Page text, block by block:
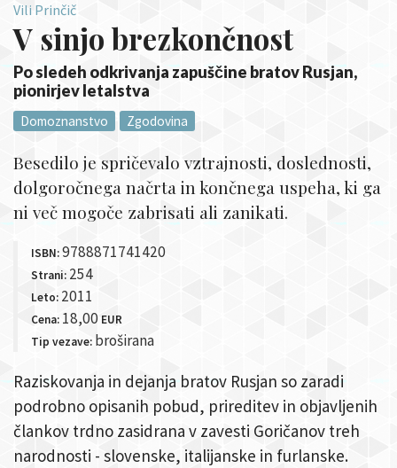
Vili Prinčič
V sinjo brezkončnost
Po sledeh odkrivanja zapuščine bratov Rusjan,
pionirjev letalstva
Domoznanstvo Zgodovina
Besedilo je spričevalo vztrajnosti, doslednosti,
dolgoročnega načrta in končnega uspeha, ki ga
ni več mogoče zabrisati ali zanikati.
ISBN:9788871741420
Strani: 254
Leto: 2011
Cena: 18,00 EUR
Tip vezave: broširana
Raziskovanja in dejanja bratov Rusjan so zaradi
podrobno opisanih pobud, prireditev in objavljenih
člankov trdno zasidrana v zavesti Goričanov treh
narodnosti - slovenske, italijanske in furlanske.